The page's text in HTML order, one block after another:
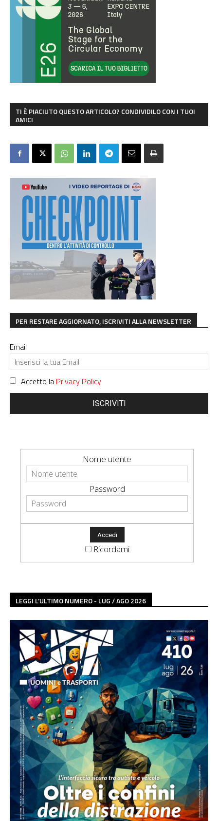
TI È PIACIUTO QUESTO ARTICOLO? CONDIVIDILO CON I TUOI
AMICI
PER RESTARE AGGIORNATO, ISCRIVITI ALLA NEWSLETTER
Email
Accetto la Privacy Policy
ISCRIVITI
Nome utente
Password
Ricordami
LEGGI L'ULTIMO NUMERO - LUG / AGO 2026